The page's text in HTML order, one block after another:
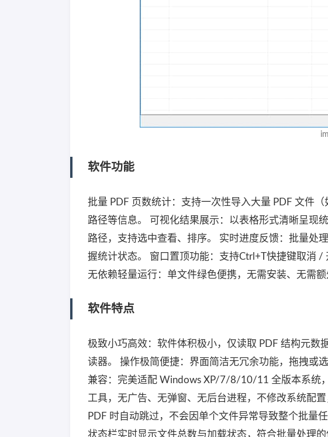
软件功能
批量 PDF 页数统计：支持一次性导入大量 PDF 文件
路径等信息。 可视化结果展示：以表格形式清晰呈现
路径，支持选中查看、排序。 实时进度反馈：批量处
握统计状态。 窗口置顶功能：支持Ctrl+T快捷键取消 /
无依赖轻量运行：单文件绿色便携，无需安装、无需
软件特点
极致小巧高效：软件体积极小，仅读取 PDF 结构元数
读器。 操作极简便捷：界面简洁无冗余功能，拖拽或
兼容：完美适配 Windows XP/7/8/10/11 全版本系统
工具，无广告、无弹窗、无后台进程，不修改系统配
PDF 时自动跳过，不会因单个文件异常导致整个批量
状态栏实时显示文件总数与加载状态，符合批量处理的